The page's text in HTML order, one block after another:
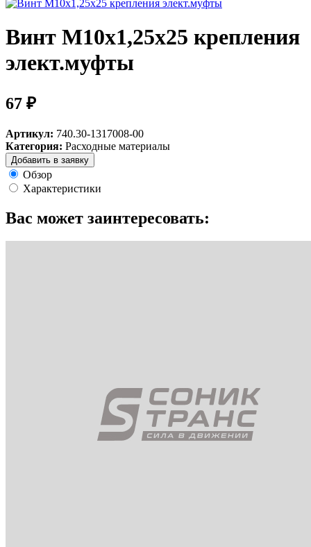
Винт М10х1,25х25 крепления
элект.муфты
67 ₽
Артикул: 740.30-1317008-00
Категория: Расходные материалы
Добавить в заявку
Обзор
Характеристики
Вас может заинтересовать: